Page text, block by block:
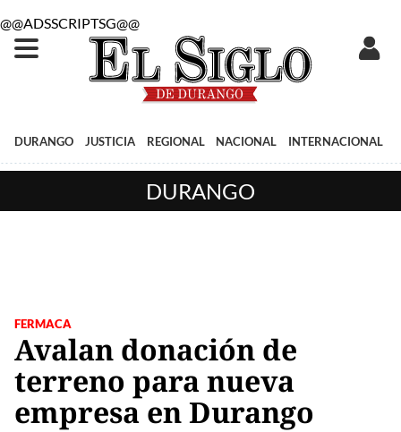
@@ADSSCRIPTSG@@
DURANGO JUSTICIA REGIONAL NACIONAL INTERNACIONAL
DURANGO
FERMACA
Avalan donación de
terreno para nueva
empresa en Durango